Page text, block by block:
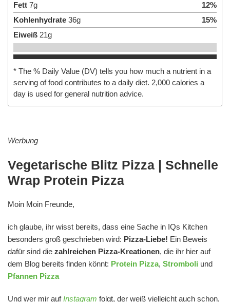
Fett 7g 12%
Kohlenhydrate 36g 15%
Eiweiß 21g
* The % Daily Value (DV) tells you how much a nutrient in a
serving of food contributes to a daily diet. 2,000 calories a
day is used for general nutrition advice.
Werbung
Vegetarische Blitz Pizza | Schnelle
Wrap Protein Pizza
Moin Moin Freunde,
ich glaube, ihr wisst bereits, dass eine Sache in IQs Kitchen
besonders groß geschrieben wird: Pizza-Liebe! Ein Beweis
dafür sind die zahlreichen Pizza-Kreationen, die ihr hier auf
dem Blog bereits finden könnt: Protein Pizza, Stromboli und
Pfannen Pizza
Und wer mir aufInstagram folgt, der weiß vielleicht auch schon,